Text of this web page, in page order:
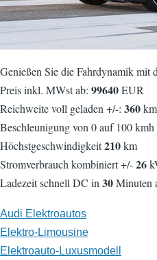
Genießen Sie die Fahrdynamik mit
Preis inkl. MWst ab: 99640EUR
Reichweite voll geladen +/-: 360km
Beschleunigung von 0 auf 100
Höchstgeschwindigkeit210km
Stromverbrauch kombiniert +/-26
Ladezeit schnell DC in30Minuten
Audi Elektroautos
Elektro-Limousine
Elektroauto-Luxusmodell